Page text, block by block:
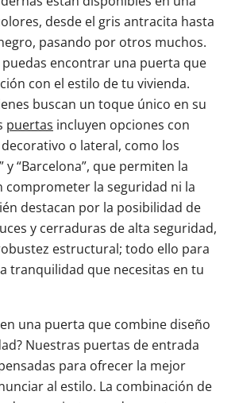
desde el gris antracita hasta
pasando por otros muchos.
encontrar una puerta que
con el estilo de tu vivienda.
buscan un toque único en su
puertas incluyen opciones con
o lateral, como los
y “Barcelona”, que permiten la
comprometer la seguridad ni la
destacan por la posibilidad de
y cerraduras de alta seguridad,
estructural; todo ello para
tranquilidad que necesitas en tu
una puerta que combine diseño
Nuestras puertas de entrada
para ofrecer la mejor
al estilo. La combinación de